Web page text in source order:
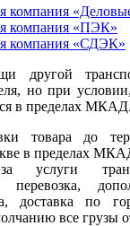
компания
компания «ПЭК»
компания «СДЭК»
другой
но при
в пределах МКАД.
товара до
в пределах
услуги
перевозка,
доставка по
все грузы